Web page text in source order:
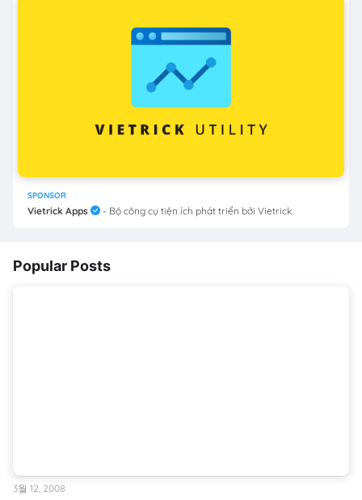
SPONSOR
Vietrick Apps - Bộ công cụ tiện ích phát triển bởi Vietrick.
Popular Posts
3월 12, 2008